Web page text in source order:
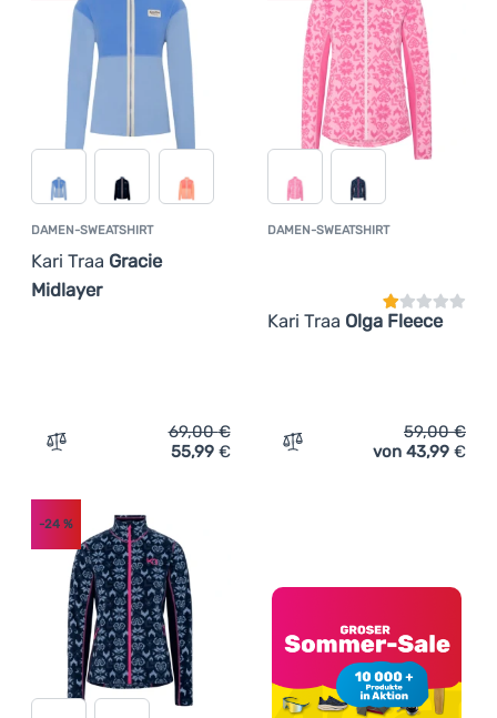
Anmelden /
Registrieren
DAMEN-SWEATSHIRT
Kari Traa Gracie
Midlayer
Zum Vergleich 'Damen-Sweatshirt Kari Traa Gracie
69,00€
55,99 €
DAMEN-SWEATSHIRT
Kari Traa Olga Fleece
Zum Vergleich 'Damen-
59,00€
von 43,99 €
-24 %